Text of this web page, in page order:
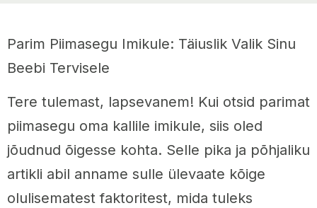
Parim Piimasegu Imikule: Täiuslik Valik Sinu
Beebi Tervisele
Tere tulemast, lapsevanem! Kui otsid parimat
piimasegu oma kallile imikule, siis oled
jõudnud õigesse kohta. Selle pika ja põhjaliku
artikli abil anname sulle ülevaate kõige
olulisematest faktoritest, mida tuleks